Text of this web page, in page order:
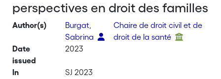
perspectives en droit des familles
Author(s)
Burgat,
Sabrina
Chaire de droit civil et de
droit de la santé
Date
issued
2023
In
SJ 2023